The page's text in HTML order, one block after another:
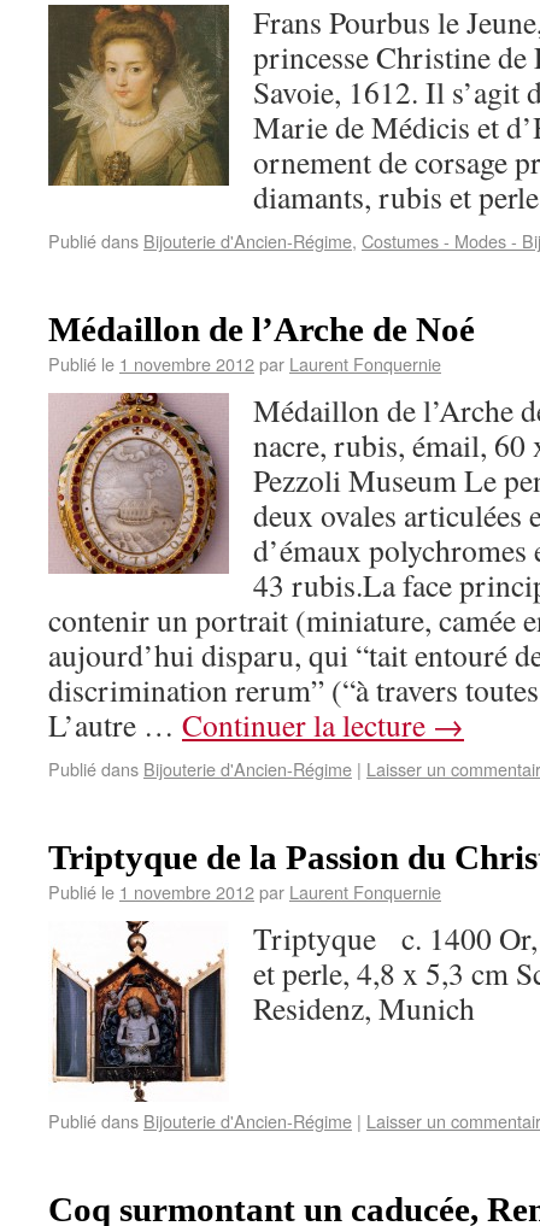
Frans Pourbus le
princesse Christine de
Savoie, 1612. Il s’agit
Marie de Médicis et
ornement de corsage
diamants, rubis et
Publié dans Bijouterie d'Ancien-Régime, Costumes - Modes -
Médaillon de l’Arche de Noé
Publié le 1 novembre 2012par Laurent Fonquernie
Médaillon de l’Arche
nacre, rubis, émail,
Pezzoli Museum Le
deux ovales articulées
d’émaux polychromes
43 rubis.La face
contenir un portrait (miniature, camée
aujourd’hui disparu, qui “tait entouré
discrimination rerum” (“à travers
L’autre … Continuer la lecture →
Publié dans Bijouterie d'Ancien-Régime | Laisser un
Triptyque de la Passion du
Publié le 1 novembre 2012par Laurent Fonquernie
Triptyque c. 1400 Or,
et perle, 4,8 x 5,3 cm
Residenz, Munich
Publié dans Bijouterie d'Ancien-Régime | Laisser un
Coq surmontant un caducée,